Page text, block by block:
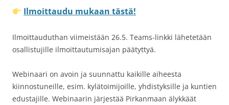
Ilmoittaudu mukaan tästä!
Ilmoittauduthan viimeistään 26.5. Teams-linkki lähetetään
osallistujille ilmoittautumisajan päätyttyä.
Webinaari on avoin ja suunnattu kaikille aiheesta
kiinnostuneille, esim. kylätoimijoille, yhdistyksille ja kuntien
edustajille. Webinaarin järjestää Pirkanmaan älykkäät